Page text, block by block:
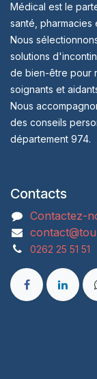
Médical est le
santé, pharmacies
Nous
solutions
de bien-être pour
soignants et
Nous
des conseils
département 974.
Contacts
Contactez-
0262 25 51 51